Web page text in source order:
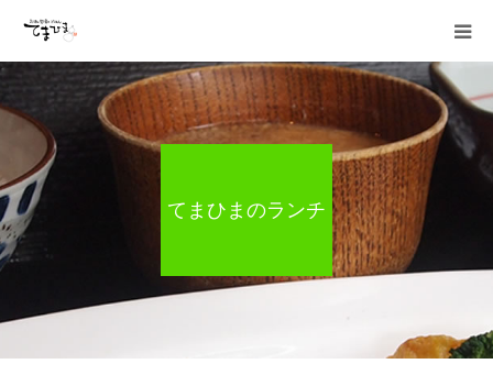
てまひまのランチ
HOME
日々のお知らせ